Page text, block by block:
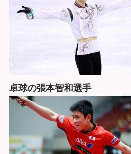
卓球の張本智和選手